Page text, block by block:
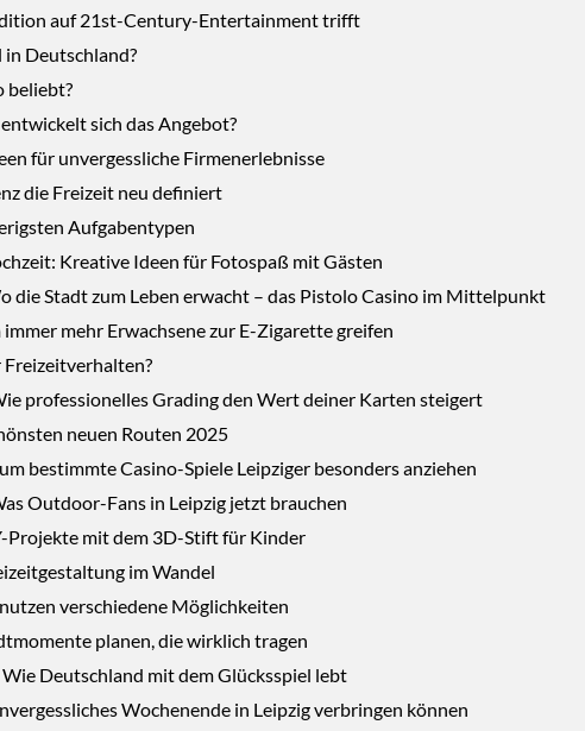
auf 21st-Century-Entertainment trifft
in Deutschland?
beliebt?
sich das Angebot?
für unvergessliche Firmenerlebnisse
die Freizeit neu definiert
Aufgabentypen
Kreative Ideen für Fotospaß mit Gästen
die Stadt zum Leben erwacht – das Pistolo Casino im Mittelpunkt
mehr Erwachsene zur E-Zigarette greifen
professionelles Grading den Wert deiner Karten steigert
neuen Routen 2025
bestimmte Casino-Spiele Leipziger besonders anziehen
Outdoor-Fans in Leipzig jetzt brauchen
Projekte mit dem 3D-Stift für Kinder
im Wandel
verschiedene Möglichkeiten
planen, die wirklich tragen
Deutschland mit dem Glücksspiel lebt
Wochenende in Leipzig verbringen können